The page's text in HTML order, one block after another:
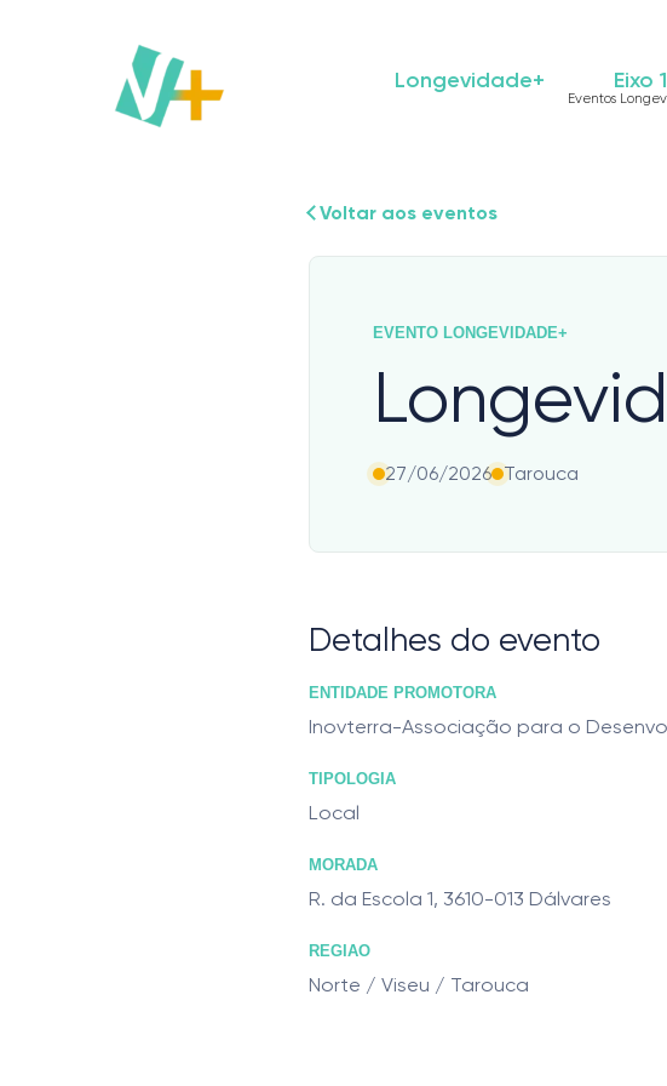
Longevidade+ Eixo 1
Eventos
Voltar aos eventos
EVENTO LONGEVIDADE+
27/06/2026 Tarouca
Detalhes do evento
ENTIDADE PROMOTORA
Inovterra-Associação para o
TIPOLOGIA
Local
MORADA
R. da Escola 1, 3610-013 Dálvares
REGIAO
Norte / Viseu / Tarouca